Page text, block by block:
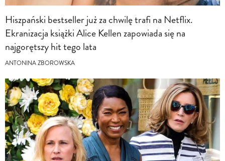
Hiszpański bestseller już za chwilę trafi na Netflix.
Ekranizacja książki Alice Kellen zapowiada się na
najgorętszy hit tego lata
ANTONINA ZBOROWSKA